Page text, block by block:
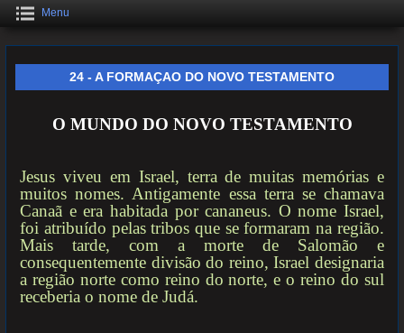
Menu
24 - A FORMAÇAO DO NOVO TESTAMENTO
O MUNDO DO NOVO TESTAMENTO
Jesus viveu em Israel, terra de muitas memórias e
muitos nomes. Antigamente essa terra se chamava
Canaã e era habitada por cananeus. O nome Israel,
foi atribuído pelas tribos que se formaram na região.
Mais tarde, com a morte de Salomão e
consequentemente divisão do reino, Israel designaria
a região norte como reino do norte, e o reino do sul
receberia o nome de Judá.